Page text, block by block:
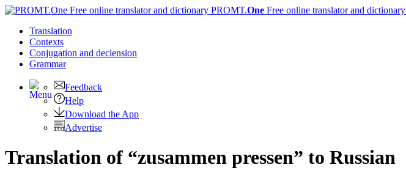
PROMT.One Free online translator and dictionary
Translation
Contexts
Conjugation and declension
Grammar
Feedback
Help
Download the App
Advertise
Translation of “zusammen pressen” to Russian